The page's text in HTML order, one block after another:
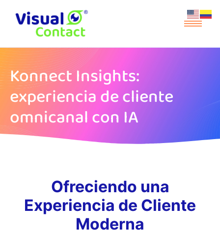
Konnect Insights:
experiencia de cliente
omnicanal con IA
Ofreciendo una
Experiencia de Cliente
Moderna